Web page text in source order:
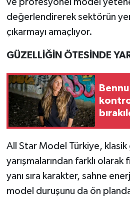
ve profesyonel model
değerlendirerek sektörün
çıkarmayı amaçlıyor.
GÜZELLİĞİN ÖTESİNDE
All Star Model Türkiye, klasik
yarışmalarından farklı
yanı sıra karakter, sahne
model duruşunu da ön